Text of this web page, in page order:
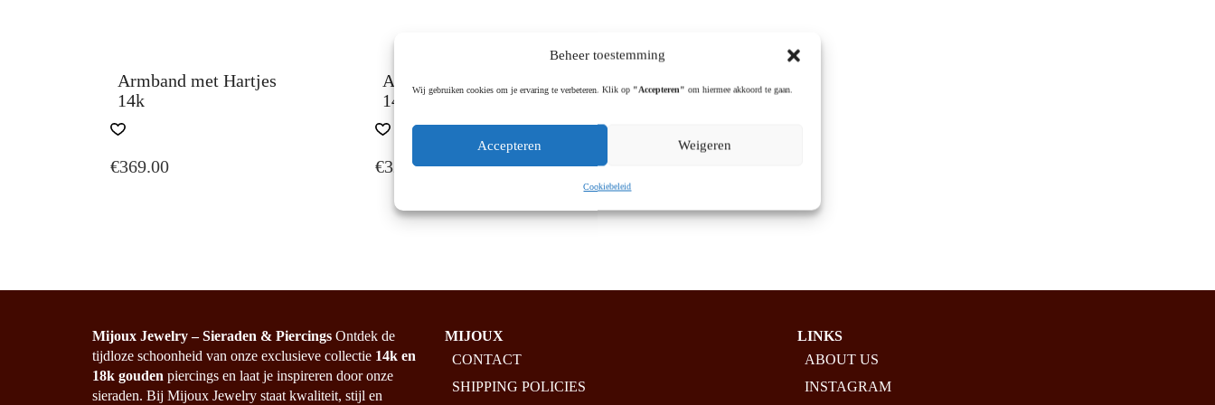
Beheer toestemming
Wij gebruiken cookies om je ervaring te verbeteren. Klik op "Accepteren" om hiermee akkoord te gaan.
Accepteren Weigeren
Cookiebeleid
Armband met Hartjes
14k
€369.00
Armband met vlinders
14k
€329.00
Mijoux Jewelry – Sieraden & Piercings Ontdek de
tijdloze schoonheid van onze exclusieve collectie 14k en
18k gouden piercings en laat je inspireren door onze
sieraden. Bij Mijoux Jewelry staat kwaliteit, stijl en
MIJOUX
CONTACT
SHIPPING POLICIES
LINKS
ABOUT US
INSTAGRAM